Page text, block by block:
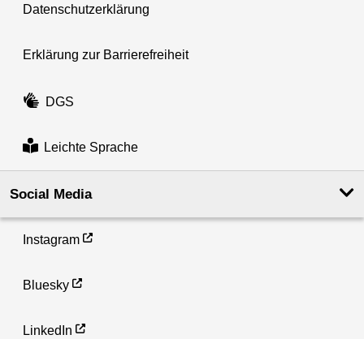
Datenschutzerklärung
Erklärung zur Barrierefreiheit
DGS
Leichte Sprache
Social Media
Instagram
Bluesky
LinkedIn